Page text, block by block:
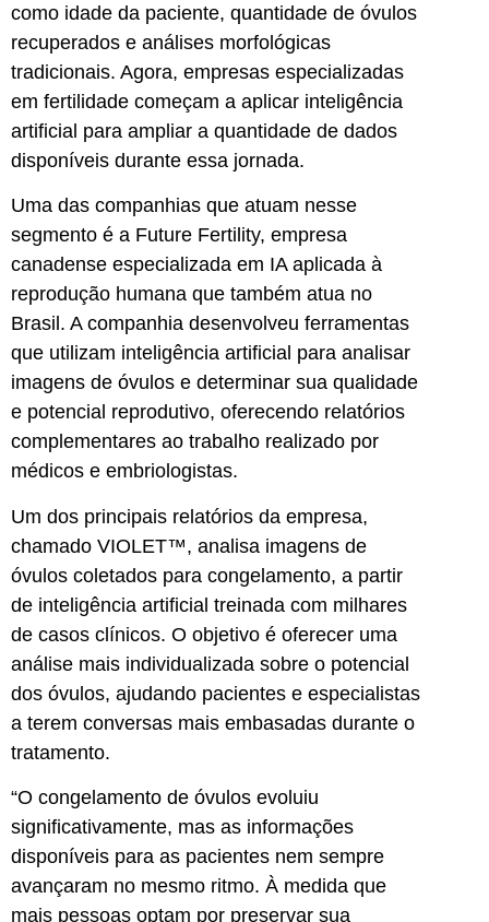
como idade da paciente, quantidade de óvulos
recuperados e análises morfológicas
tradicionais. Agora, empresas especializadas
em fertilidade começam a aplicar inteligência
artificial para ampliar a quantidade de dados
disponíveis durante essa jornada.
Uma das companhias que atuam nesse
segmento é a Future Fertility, empresa
canadense especializada em IA aplicada à
reprodução humana que também atua no
Brasil. A companhia desenvolveu ferramentas
que utilizam inteligência artificial para analisar
imagens de óvulos e determinar sua qualidade
e potencial reprodutivo, oferecendo relatórios
complementares ao trabalho realizado por
médicos e embriologistas.
Um dos principais relatórios da empresa,
chamado VIOLET™, analisa imagens de
óvulos coletados para congelamento, a partir
de inteligência artificial treinada com milhares
de casos clínicos. O objetivo é oferecer uma
análise mais individualizada sobre o potencial
dos óvulos, ajudando pacientes e especialistas
a terem conversas mais embasadas durante o
tratamento.
“O congelamento de óvulos evoluiu
significativamente, mas as informações
disponíveis para as pacientes nem sempre
avançaram no mesmo ritmo. À medida que
mais pessoas optam por preservar sua